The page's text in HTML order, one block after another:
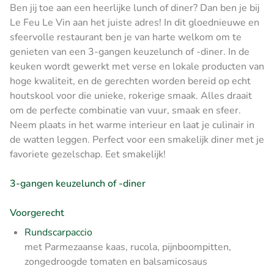
Ben jij toe aan een heerlijke lunch of diner? Dan ben je bij
Le Feu Le Vin aan het juiste adres! In dit gloednieuwe en
sfeervolle restaurant ben je van harte welkom om te
genieten van een 3-gangen keuzelunch of -diner. In de
keuken wordt gewerkt met verse en lokale producten van
hoge kwaliteit, en de gerechten worden bereid op echt
houtskool voor die unieke, rokerige smaak. Alles draait
om de perfecte combinatie van vuur, smaak en sfeer.
Neem plaats in het warme interieur en laat je culinair in
de watten leggen. Perfect voor een smakelijk diner met je
favoriete gezelschap. Eet smakelijk!
3-gangen keuzelunch of -diner
Voorgerecht
Rundscarpaccio
met Parmezaanse kaas, rucola, pijnboompitten,
zongedroogde tomaten en balsamicosaus